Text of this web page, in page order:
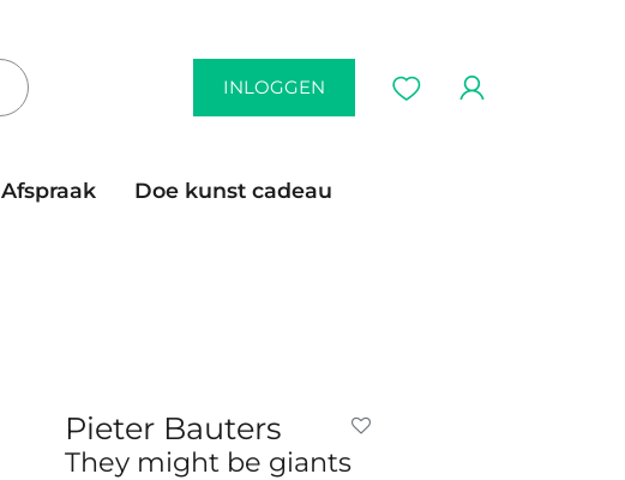
INLOGGEN
Afspraak
Doe kunst cadeau
Pieter Bauters
They might be giants